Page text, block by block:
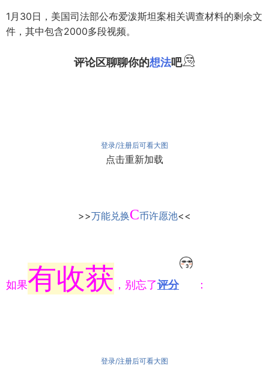
1月30日，美国司法部公布爱泼斯坦案相关调查材料的剩余文
件，其中包含2000多段视频。
评论区聊聊你的想法吧
登录/注册后可看大图
点击重新加载
>>万能兑换C币许愿池<<
如果有收获 ，别忘了评分 ：
登录/注册后可看大图